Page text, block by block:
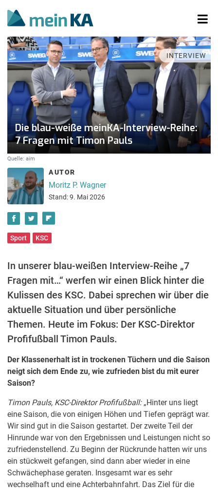
Die blau-weiße meinKA-Interview-Reihe:
7 Fragen mit Timon Pauls
INTERVIEW
Quelle: aim
AUTOR
Moritz P. Wagner
Stand: 9. Mai 2026
Sport KSC
In unserer blau-weißen Interview-Reihe „7
Fragen mit…“ werfen wir einen Blick hinter die
Kulissen des KSC. Dabei sprechen wir über die
aktuelle Situation und über persönliche
Themen. Heute im Fokus: Der KSC-Direktor
Profifußball Timon Pauls.
Der Klassenerhalt ist in trockenen Tüchern und die Saison
neigt sich dem Ende zu, wie zufrieden bist du mit eurer
Saison?
Timon Pauls, KSC-Direktor Profifußball:„Hinter uns liegt
eine Saison, die von einigen Höhen und Tiefen geprägt war.
Wir sind gut in die Saison gestartet. Der zweite Teil der
Hinrunde war von den Ergebnissen und Leistungen nicht so
zufriedenstellend. Zu Beginn der Rückrunde hatten wir uns
ein stückweit gefangen, sind dann aber wieder in eine
Schwächephase geraten. Insgesamt war es sehr
wechselhaft und eine Achterbahnfahrt. Das Ziel für die